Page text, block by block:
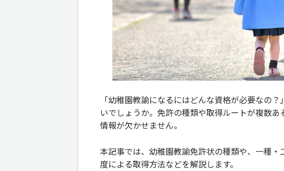
「幼稚園教諭になるにはどんな資格が必要なの
いでしょうか。免許の種類や取得ルートが複数
情報が欠かせません。
本記事では、幼稚園教諭免許状の種類や、一種
度による取得方法などを解説します。